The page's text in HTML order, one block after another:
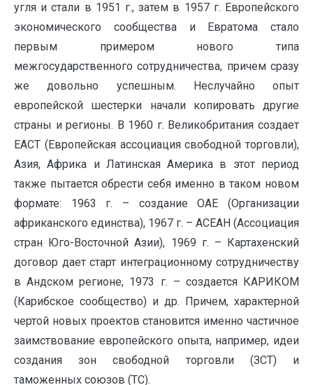
угля и стали в 1951 г., затем в 1957 г. Европейского
экономического сообщества и Евратома стало
первым примером нового типа
межгосударственного сотрудничества, причем сразу
же довольно успешным. Неслучайно опыт
европейской шестерки начали копировать другие
страны и регионы. В 1960 г. Великобритания создает
ЕАСТ (Европейская ассоциация свободной торговли),
Азия, Африка и Латинская Америка в этот период
также пытается обрести себя именно в таком новом
формате: 1963 г. – создание ОАЕ (Организации
африканского единства), 1967 г. – АСЕАН (Ассоциация
стран Юго-Восточной Азии), 1969 г. – Картахенский
договор дает старт интеграционному сотрудничеству
в Андском регионе, 1973 г. – создается КАРИКОМ
(Карибское сообщество) и др. Причем, характерной
чертой новых проектов становится именно частичное
заимствование европейского опыта, например, идеи
создания зон свободной торговли (ЗСТ) и
таможенных союзов (ТС).